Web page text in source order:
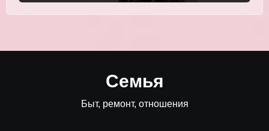
Семья
Быт, ремонт, отношения